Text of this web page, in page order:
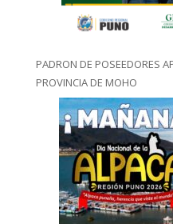
PADRON DE POSEEDORES
PROVINCIA DE MOHO